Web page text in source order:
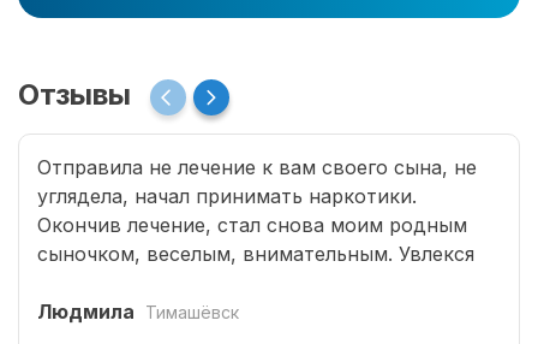
Отзывы
Отправила не лечение к вам своего сына, не
углядела, начал принимать наркотики.
Окончив лечение, стал снова моим родным
сыночком, веселым, внимательным. Увлекся
Страшно подумать, что было бы без помощи
Людмила Тимашёвск